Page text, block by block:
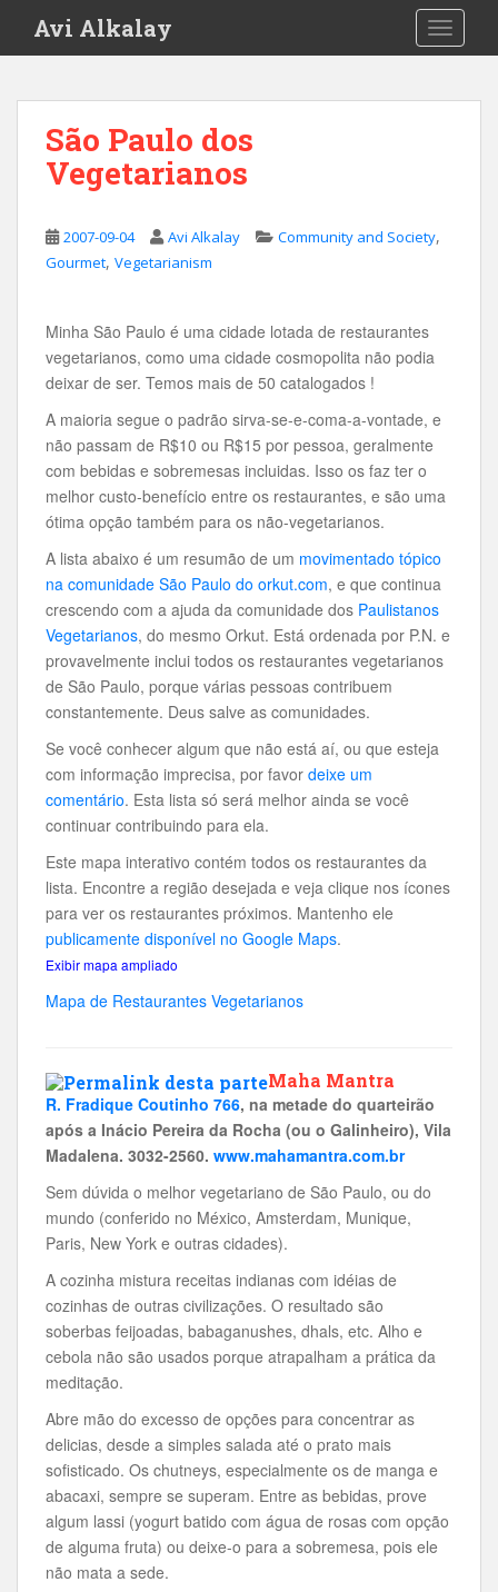
i
Avi Alkalay
São Paulo dos
Vegetarianos
2007-09-04 Avi Alkalay Community and Society,
Gourmet, Vegetarianism
Minha São Paulo é uma cidade lotada de restaurantes
vegetarianos, como uma cidade cosmopolita não podia
deixar de ser. Temos mais de 50 catalogados !
A maioria segue o padrão sirva-se-e-coma-a-vontade, e
não passam de R$10 ou R$15 por pessoa, geralmente
com bebidas e sobremesas incluidas. Isso os faz ter o
melhor custo-benefício entre os restaurantes, e são uma
ótima opção também para os não-vegetarianos.
A lista abaixo é um resumão de um movimentado tópico
na comunidade São Paulo do orkut.com, e que continua
crescendo com a ajuda da comunidade dos Paulistanos
Vegetarianos, do mesmo Orkut. Está ordenada por P.N. e
provavelmente inclui todos os restaurantes vegetarianos
de São Paulo, porque várias pessoas contribuem
constantemente. Deus salve as comunidades.
Se você conhecer algum que não está aí, ou que esteja
com informação imprecisa, por favor deixe um
comentário. Esta lista só será melhor ainda se você
continuar contribuindo para ela.
Este mapa interativo contém todos os restaurantes da
lista. Encontre a região desejada e veja clique nos ícones
para ver os restaurantes próximos. Mantenho ele
publicamente disponível no Google Maps.
Exibir mapa ampliado
Mapa de Restaurantes Vegetarianos
Maha Mantra
R. Fradique Coutinho 766, na metade do quarteirão
após a Inácio Pereira da Rocha (ou o Galinheiro), Vila
Madalena. 3032-2560. www.mahamantra.com.br
Sem dúvida o melhor vegetariano de São Paulo, ou do
mundo (conferido no México, Amsterdam, Munique,
Paris, New York e outras cidades).
A cozinha mistura receitas indianas com idéias de
cozinhas de outras civilizações. O resultado são
soberbas feijoadas, babaganushes, dhals, etc. Alho e
cebola não são usados porque atrapalham a prática da
meditação.
Abre mão do excesso de opções para concentrar as
delicias, desde a simples salada até o prato mais
sofisticado. Os chutneys, especialmente os de manga e
abacaxi, sempre se superam. Entre as bebidas, prove
algum lassi (yogurt batido com água de rosas com opção
de alguma fruta) ou deixe-o para a sobremesa, pois ele
não mata a sede.